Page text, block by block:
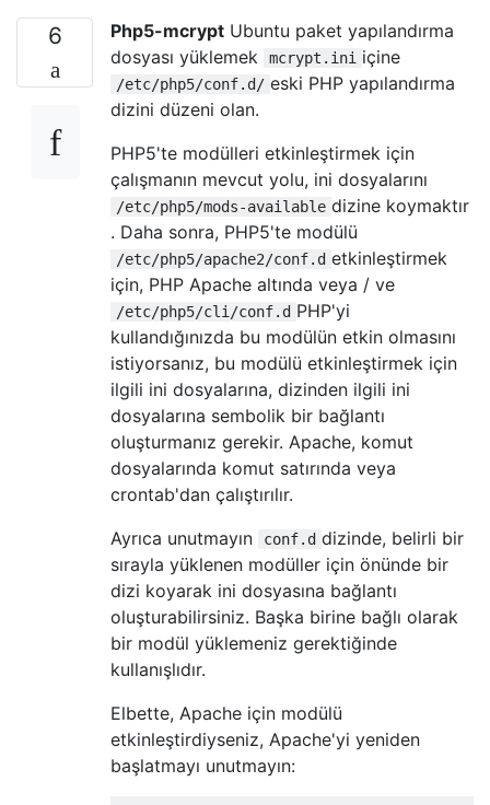
6 Php5-mcrypt Ubuntu paket yapılandırma
dosyası yüklemek
mcrypt.ini içine
/etc/php5/conf.d/ eski PHP yapılandırma
dizini düzeni olan.
PHP5'te modülleri etkinleştirmek için
çalışmanın mevcut yolu, ini dosyalarını
/etc/php5/mods-available dizine koymaktır
. Daha sonra, PHP5'te modülü
/etc/php5/apache2/conf.d etkinleştirmek
için, PHP Apache altında veya / ve
/etc/php5/cli/conf.d PHP'yi
kullandığınızda bu modülün etkin olmasını
istiyorsanız, bu modülü etkinleştirmek için
ilgili ini dosyalarına, dizinden ilgili ini
dosyalarına sembolik bir bağlantı
oluşturmanız gerekir. Apache, komut
dosyalarında komut satırında veya
crontab'dan çalıştırılır.
Ayrıca unutmayın
conf.d dizinde, belirli bir
sırayla yüklenen modüller için önünde bir
dizi koyarak ini dosyasına bağlantı
oluşturabilirsiniz. Başka birine bağlı olarak
bir modül yüklemeniz gerektiğinde
kullanışlıdır.
Elbette, Apache için modülü
etkinleştirdiyseniz, Apache'yi yeniden
başlatmayı unutmayın: